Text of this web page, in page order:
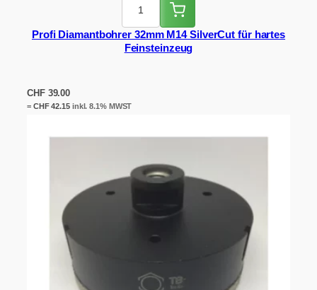
Profi Diamantbohrer 32mm M14 SilverCut für hartes
Feinsteinzeug
CHF39.00
= CHF42.15inkl. 8.1% MWST